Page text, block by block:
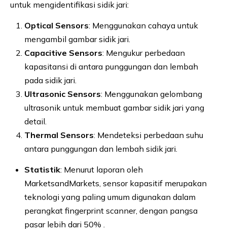
untuk mengidentifikasi sidik jari:
Optical Sensors: Menggunakan cahaya untuk
mengambil gambar sidik jari.
Capacitive Sensors: Mengukur perbedaan
kapasitansi di antara punggungan dan lembah
pada sidik jari.
Ultrasonic Sensors: Menggunakan gelombang
ultrasonik untuk membuat gambar sidik jari yang
detail.
Thermal Sensors: Mendeteksi perbedaan suhu
antara punggungan dan lembah sidik jari.
Statistik: Menurut laporan oleh
MarketsandMarkets, sensor kapasitif merupakan
teknologi yang paling umum digunakan dalam
perangkat fingerprint scanner, dengan pangsa
pasar lebih dari 50% .